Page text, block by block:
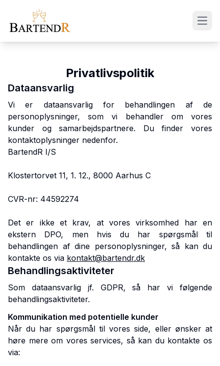
Privatlivspolitik
Dataansvarlig
Vi er dataansvarlig for behandlingen af de
personoplysninger, som vi behandler om vores
kunder og samarbejdspartnere. Du finder vores
kontaktoplysninger nedenfor.
BartendR I/S
Klostertorvet 11, 1. 12., 8000 Aarhus C
CVR-nr: 44592274
Det er ikke et krav, at vores virksomhed har en
ekstern DPO, men hvis du har spørgsmål til
behandlingen af dine personoplysninger, så kan du
kontakte os via kontakt@bartendr.dk
Behandlingsaktiviteter
Som dataansvarlig jf. GDPR, så har vi følgende
behandlingsaktiviteter.
Kommunikation med potentielle kunder
Når du har spørgsmål til vores side, eller ønsker at
høre mere om vores services, så kan du kontakte os
via: